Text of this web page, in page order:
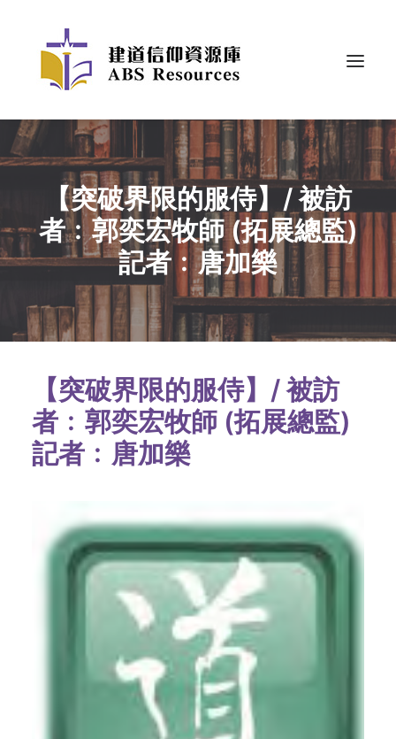
【突破界限的服侍】/ 被訪
者﹕郭奕宏牧師 (拓展總監)
記者﹕唐加樂
【突破界限的服侍】/ 被訪
者﹕郭奕宏牧師 (拓展總監)
記者﹕唐加樂